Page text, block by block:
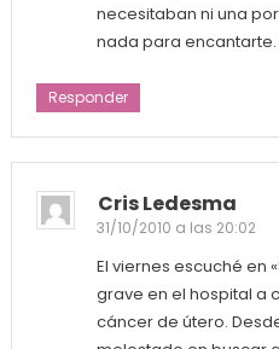
necesitaban ni una
nada para encantarte.
Responder
Cris Ledesma
31/10/2010 a las 20:02
El viernes escuché en
grave en el hospital a
cáncer de útero.